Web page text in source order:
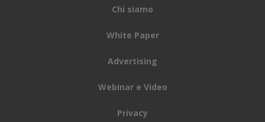
Chi siamo
White Paper
Advertising
Webinar e Video
Privacy